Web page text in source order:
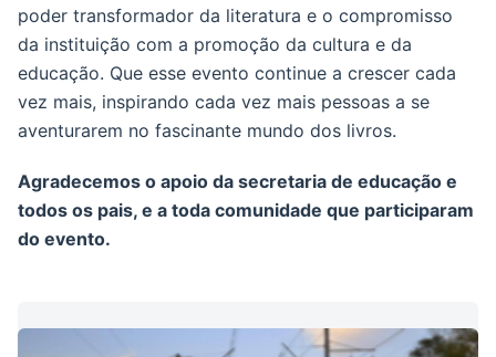
poder transformador da literatura e o compromisso
da instituição com a promoção da cultura e da
educação. Que esse evento continue a crescer cada
vez mais, inspirando cada vez mais pessoas a se
aventurarem no fascinante mundo dos livros.
Agradecemos o apoio da secretaria de educação e
todos os pais, e a toda comunidade que participaram
do evento.